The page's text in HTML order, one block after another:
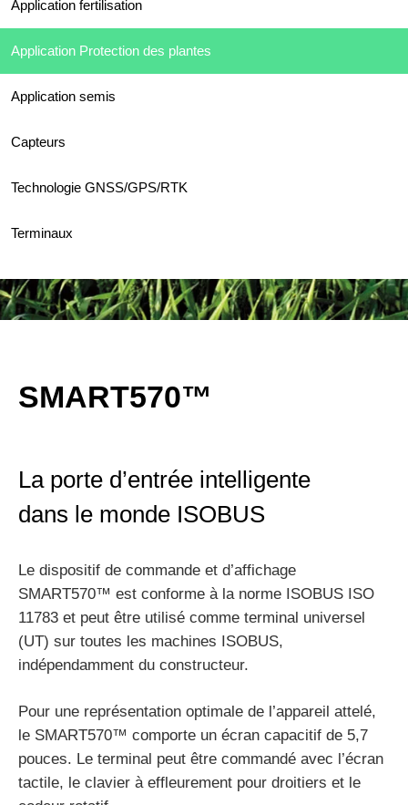
Application fertilisation
Application Protection des plantes
Application semis
Capteurs
Technologie GNSS/GPS/RTK
Terminaux
SMART570™
La porte d’entrée intelligente
dans le monde ISOBUS
Le dispositif de commande et d’affichage
SMART570™ est conforme à la norme ISOBUS ISO
11783 et peut être utilisé comme terminal universel
(UT) sur toutes les machines ISOBUS,
indépendamment du constructeur.
Pour une représentation optimale de l’appareil attelé,
le SMART570™ comporte un écran capacitif de 5,7
pouces. Le terminal peut être commandé avec l’écran
tactile, le clavier à effleurement pour droitiers et le